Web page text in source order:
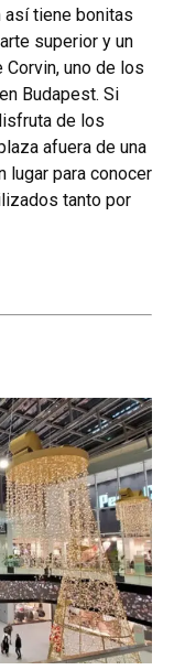
así tiene bonitas
superior y un
uno de los
Budapest. Si
de los
afuera de una
lugar para conocer
tanto por